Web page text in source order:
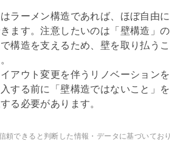
ラーメン構造であれば、ほぼ自由に
ます。注意したいのは「壁構造」の
構造を支えるため、壁を取り払うこ
アウト変更を伴う リノベーションを
する前に「壁構造ではないこと」を
る必要があります。
頼できると判断した情報・データに基づいており